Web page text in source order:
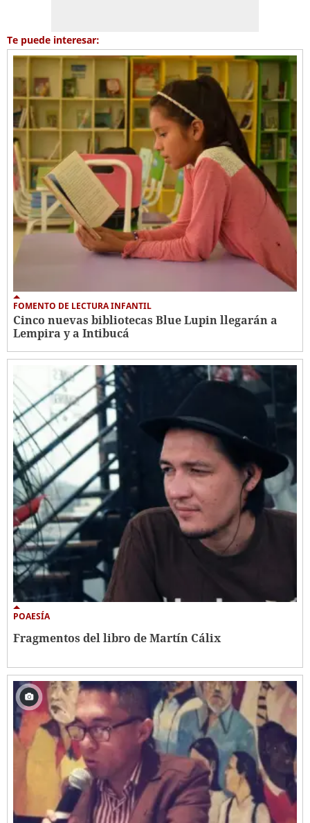
Te puede interesar:
FOMENTO DE LECTURA INFANTIL
Cinco nuevas bibliotecas Blue Lupin llegarán a
Lempira y a Intibucá
POAESÍA
Fragmentos del libro de Martín Cálix